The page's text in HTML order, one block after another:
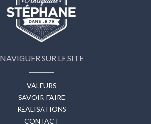
NAVIGUER SUR LE SITE
VALEURS
SAVOIR-FAIRE
RÉALISATIONS
CONTACT